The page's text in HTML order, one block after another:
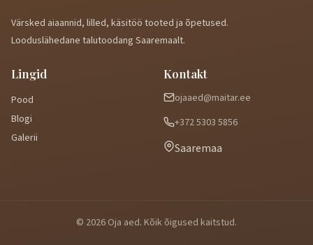
Värsked aiaannid, lilled, käsitöö tooted ja õpetused.
Looduslähedane talutoodang Saaremaalt.
Lingid
Pood
Blogi
Galerii
Kontakt
ojaaed@maitar.ee
+372 5303 5856
Saaremaa
© 2026 Oja aed. Kõik õigused kaitstud.